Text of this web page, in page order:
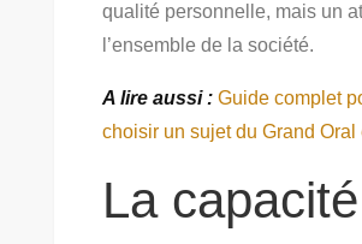
qualité personnelle, mais un
l’ensemble de la société.
A lire aussi : Guide complet
choisir un sujet du Grand Oral
La capacité